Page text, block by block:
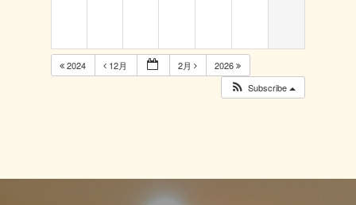
2024 12月 2月
2026
Subscribe